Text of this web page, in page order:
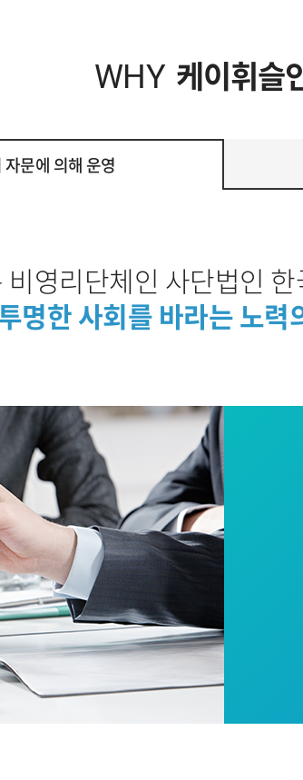
WHY 케이휘슬
문에 의해 운영
영리단체인 사단법인
명한 사회를 바라는 노력